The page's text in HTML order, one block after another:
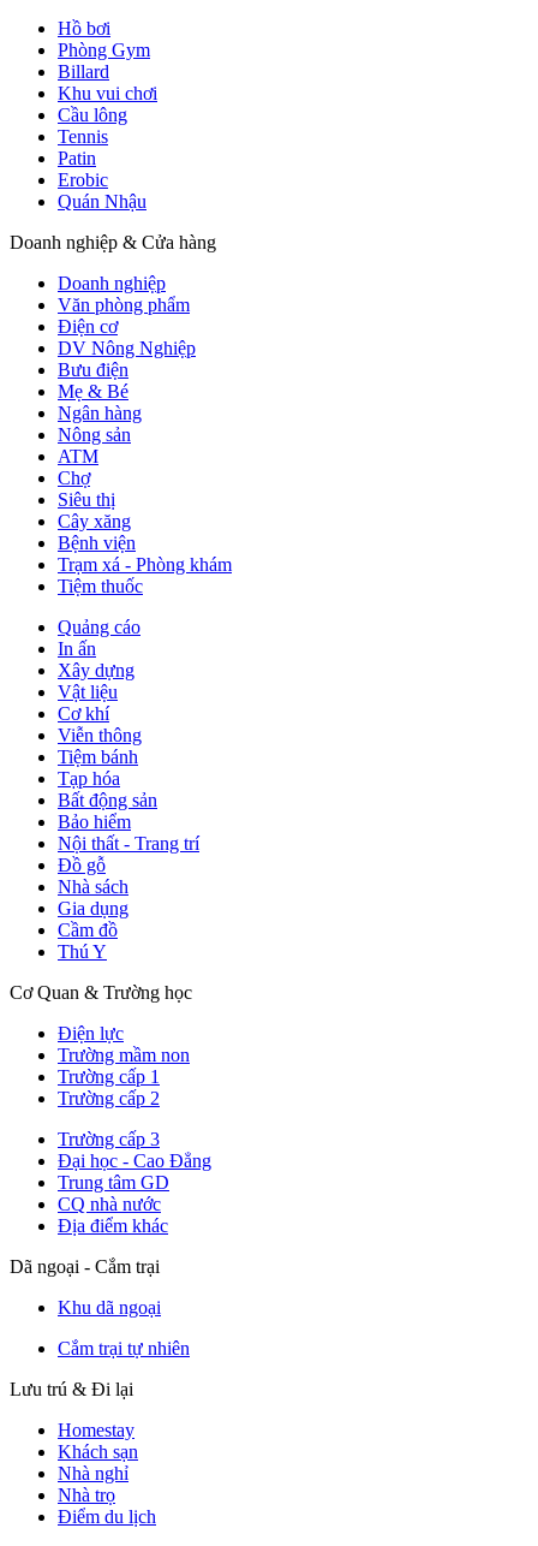
Hồ bơi
Phòng Gym
Billard
Khu vui chơi
Cầu lông
Tennis
Patin
Erobic
Quán Nhậu
Doanh nghiệp & Cửa hàng
Doanh nghiệp
Văn phòng phẩm
Điện cơ
DV Nông Nghiệp
Bưu điện
Mẹ & Bé
Ngân hàng
Nông sản
ATM
Chợ
Siêu thị
Cây xăng
Bệnh viện
Trạm xá - Phòng khám
Tiệm thuốc
Quảng cáo
In ấn
Xây dựng
Vật liệu
Cơ khí
Viễn thông
Tiệm bánh
Tạp hóa
Bất động sản
Bảo hiểm
Nội thất - Trang trí
Đồ gỗ
Nhà sách
Gia dụng
Cầm đồ
Thú Y
Cơ Quan & Trường học
Điện lực
Trường mầm non
Trường cấp 1
Trường cấp 2
Trường cấp 3
Đại học - Cao Đẳng
Trung tâm GD
CQ nhà nước
Địa điểm khác
Dã ngoại - Cắm trại
Khu dã ngoại
Cắm trại tự nhiên
Lưu trú & Đi lại
Homestay
Khách sạn
Nhà nghỉ
Nhà trọ
Điểm du lịch